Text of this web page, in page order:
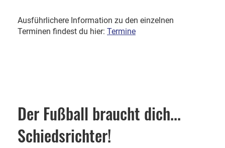
Ausführlichere Information zu den einzelnen
Terminen findest du hier: Termine
Der Fußball braucht dich...
Schiedsrichter!